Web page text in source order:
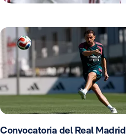
Convocatoria del Real Madrid